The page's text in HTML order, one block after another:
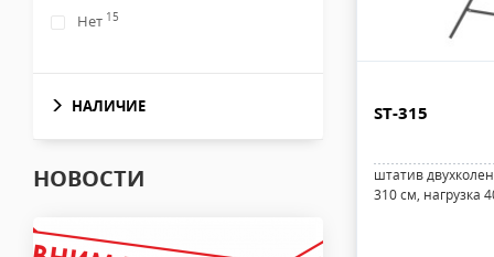
Нет 15
НАЛИЧИЕ
НОВОСТИ
ST-315
штатив
310 см, нагрузка